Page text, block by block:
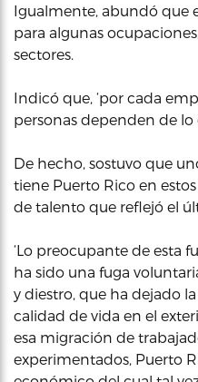
Igualmente, abundó que
para algunas
sectores.
Indicó que, ‘por cada
personas dependen de lo
De hecho, sostuvo que
tiene Puerto Rico en
de talento que reflejó el
‘Lo preocupante de esta
ha sido una fuga
y diestro, que ha dejado
calidad de vida en el
esa migración de
experimentados, Puerto